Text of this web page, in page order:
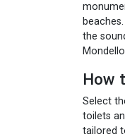
the
How
Select
toilets
tailored